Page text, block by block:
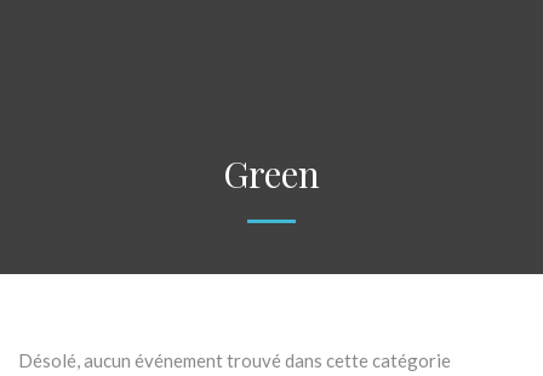
Green
Désolé, aucun événement trouvé dans cette catégorie